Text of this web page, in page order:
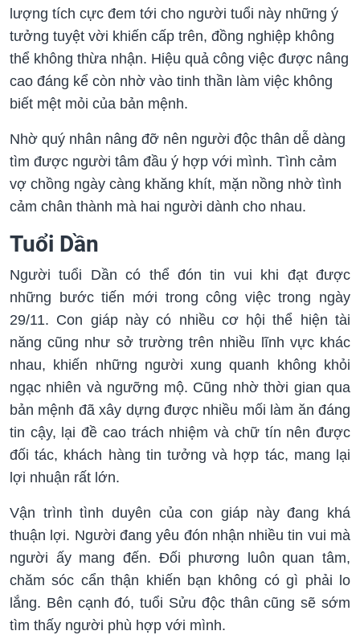
lượng tích cực đem tới cho người tuổi này những ý
tưởng tuyệt vời khiến cấp trên, đồng nghiệp không
thể không thừa nhận. Hiệu quả công việc được nâng
cao đáng kể còn nhờ vào tinh thần làm việc không
biết mệt mỏi của bản mệnh.
Nhờ quý nhân nâng đỡ nên người độc thân dễ dàng
tìm được người tâm đầu ý hợp với mình. Tình cảm
vợ chồng ngày càng khăng khít, mặn nồng nhờ tình
cảm chân thành mà hai người dành cho nhau.
Tuổi Dần
Người tuổi Dần có thể đón tin vui khi đạt được
những bước tiến mới trong công việc trong ngày
29/11. Con giáp này có nhiều cơ hội thể hiện tài
năng cũng như sở trường trên nhiều lĩnh vực khác
nhau, khiến những người xung quanh không khỏi
ngạc nhiên và ngưỡng mộ. Cũng nhờ thời gian qua
bản mệnh đã xây dựng được nhiều mối làm ăn đáng
tin cậy, lại đề cao trách nhiệm và chữ tín nên được
đối tác, khách hàng tin tưởng và hợp tác, mang lại
lợi nhuận rất lớn.
Vận trình tình duyên của con giáp này đang khá
thuận lợi. Người đang yêu đón nhận nhiều tin vui mà
người ấy mang đến. Đối phương luôn quan tâm,
chăm sóc cẩn thận khiến bạn không có gì phải lo
lắng. Bên cạnh đó, tuổi Sửu độc thân cũng sẽ sớm
tìm thấy người phù hợp với mình.